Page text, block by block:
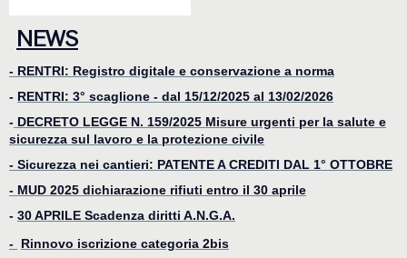
NEWS
- RENTRI: Registro digitale e conservazione a norma
- RENTRI: 3° scaglione - dal 15/12/2025 al 13/02/2026
- DECRETO LEGGE N. 159/2025 Misure urgenti per la salute e
sicurezza sul lavoro e la protezione civile
- Sicurezza nei cantieri: PATENTE A CREDITI DAL 1° OTTOBRE
- MUD 2025 dichiarazione rifiuti entro il 30 aprile
- 30 APRILE Scadenza diritti A.N.G.A.
- Rinnovo iscrizione categoria 2bis